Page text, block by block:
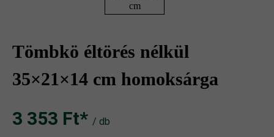
cm
Tömbkö éltörés nélkül
35×21×14 cm homoksárga
3 353 Ft‎‎‎* / db